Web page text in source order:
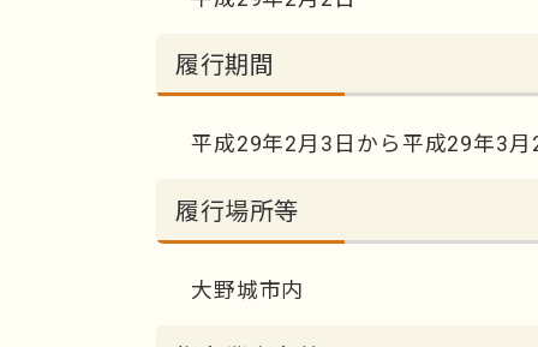
履行期間
平成29年2月3日から平成29年3月
履行場所等
大野城市内